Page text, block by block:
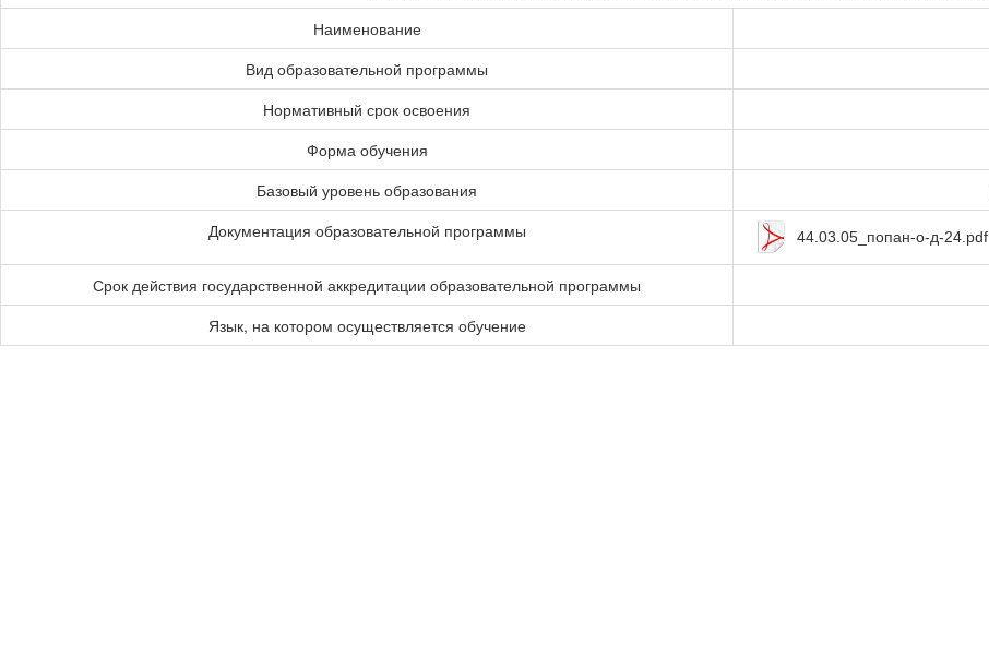
Наименование
Вид образовательной программы
Нормативный срок освоения
Форма обучения
Базовый уровень образования
Документация образовательной программы
44.03.05_попан-о-д-24.pdf
Срок действия государственной аккредитации образовательной программы
Язык, на котором осуществляется обучение